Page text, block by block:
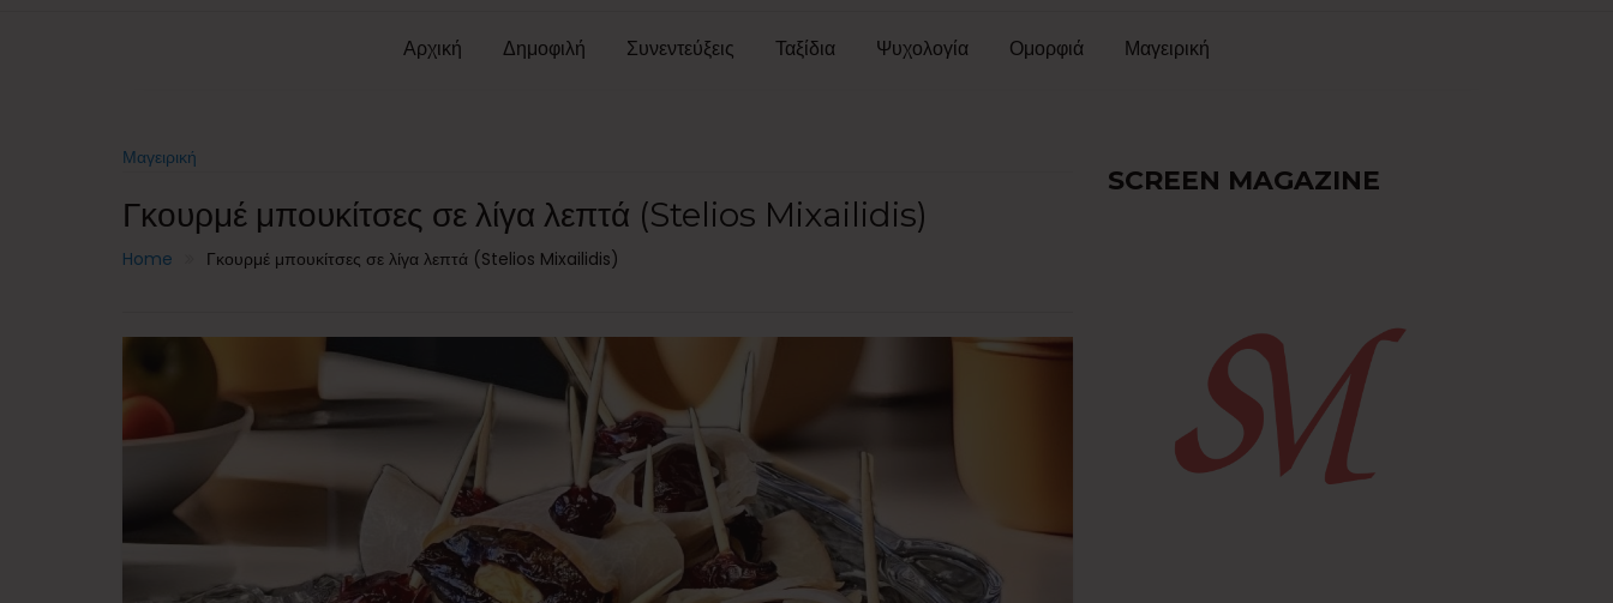
Αρχική Δημοφιλή Συνεντεύξεις Ταξίδια Ψυχολογία Ομορφιά Μαγειρική
Μαγειρική
Γκουρμέ μπουκίτσες σε λίγα λεπτά (Stelios Mixailidis)
Home Γκουρμέ μπουκίτσες σε λίγα λεπτά (Stelios Mixailidis)
SCREEN MAGAZINE